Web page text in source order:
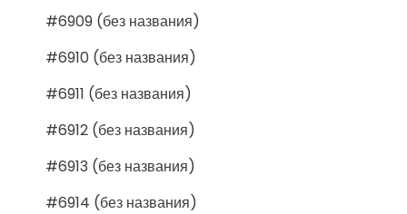
#6909 (без названия)
#6910 (без названия)
#6911 (без названия)
#6912 (без названия)
#6913 (без названия)
#6914 (без названия)